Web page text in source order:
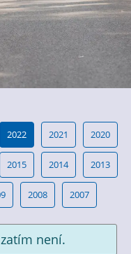
2022 2021 2020
2015 2014 2013
2008 2007
není.